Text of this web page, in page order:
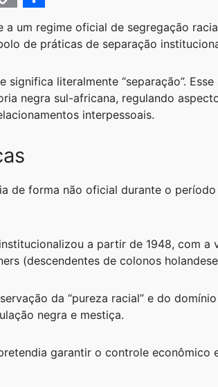
S
h
r
e
a um regime oficial de segregação
de práticas de separação
significa literalmente “separação”.
negra sul-africana, regulando
interpessoais.
de forma não oficial durante o
a partir de 1948, com a
(descendentes de colonos
da “pureza racial” e do
negra e mestiça.
garantir o controle econômico